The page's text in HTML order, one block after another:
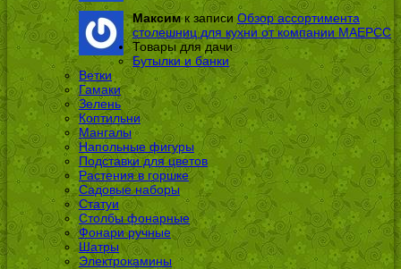
Максимк записи Обзор ассортимента
столешниц для кухни от компании МАЕРСС
Товары для дачи
Бутылки и банки
Ветки
Гамаки
Зелень
Коптильни
Мангалы
Напольные фигуры
Подставки для цветов
Растения в горшке
Садовые наборы
Статуи
Столбы фонарные
Фонари ручные
Шатры
Электрокамины